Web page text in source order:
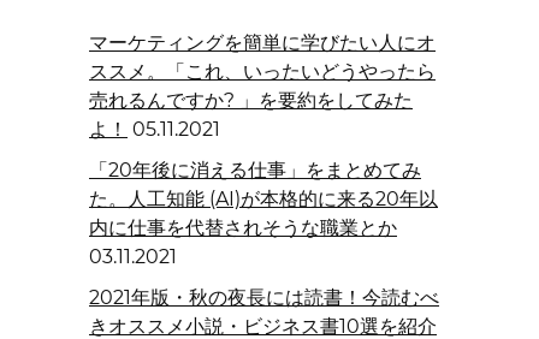
マーケティングを簡単に学びたい人にオ
ススメ。「これ、いったいどうやったら
売れるんですか? 」を要約をしてみた
よ！ 05.11.2021
「20年後に消える仕事」をまとめてみ
た。人工知能 (AI)が本格的に来る20年以
内に仕事を代替されそうな職業とか
03.11.2021
2021年版・秋の夜長には読書！今読むべ
きオススメ小説・ビジネス書10選を紹介